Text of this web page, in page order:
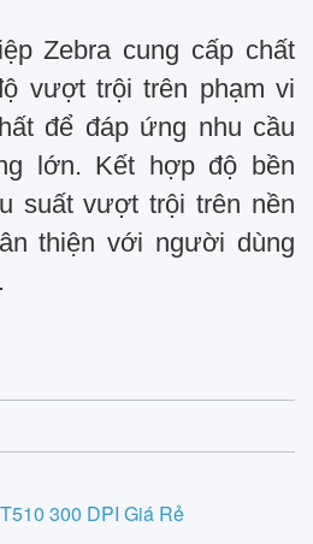
Zebra cung cấp chất
vượt trội trên phạm vi
để đáp ứng nhu cầu
lớn. Kết hợp độ bền
suất vượt trội trên nền
thiện với người dùng
300 DPI Giá Rẻ